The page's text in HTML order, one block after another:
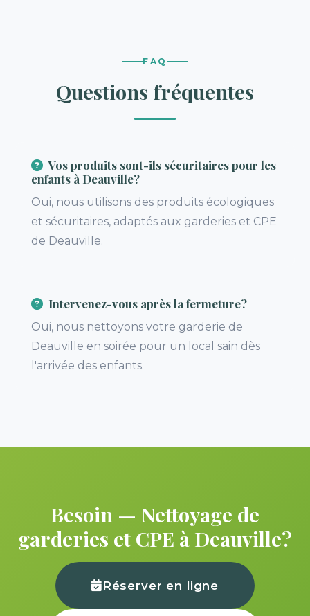
FAQ
Questions fréquentes
Vos produits sont-ils sécuritaires pour les
enfants à Deauville?
Oui, nous utilisons des produits écologiques
et sécuritaires, adaptés aux garderies et CPE
de Deauville.
Intervenez-vous après la fermeture?
Oui, nous nettoyons votre garderie de
Deauville en soirée pour un local sain dès
l'arrivée des enfants.
Besoin — Nettoyage de
garderies et CPE à Deauville?
Réserver en ligne